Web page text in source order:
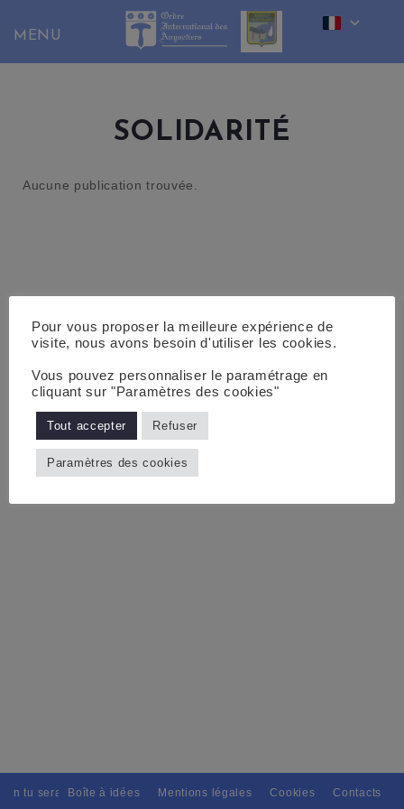
content
SOLIDARITÉ
Aucune publication trouvée.
tu seras, Pour tous avec discernement. // L'amitié tu
Boîte à idées Mentions légales Cookies Contacts
Pour vous proposer la meilleure expérience de
visite, nous avons besoin d'utiliser les cookies.
Vous pouvez personnaliser le paramétrage en
cliquant sur "Paramètres des cookies"
Tout accepter Refuser
Paramètres des cookies